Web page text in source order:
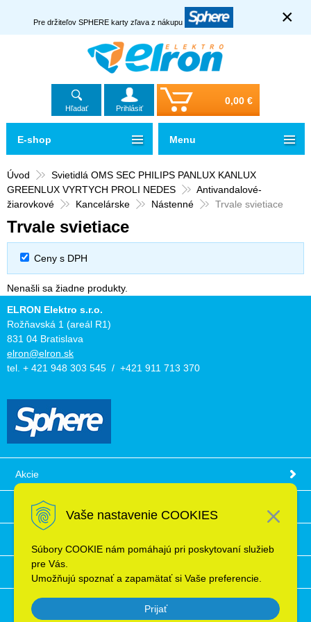
Vaše nastavenie COOKIES
Súbory COOKIE nám pomáhajú pri poskytovaní služieb
pre Vás.
Umožňujú spoznať a zapamätať si Vaše preferencie.
Prijať
Pre držiteľov SPHERE karty zľava z nákupu ×
Hľadať Prihlásiť
0,00 €
Úvod
Svietidlá OMS SEC PHILIPS PANLUX KANLUX
GREENLUX VYRTYCH PROLI NEDES
Antivandalové-
žiarovkové
Kancelárske Nástenné Trvale svietiace
Trvale svietiace
Ceny s DPH
Nenašli sa žiadne produkty.
E-shop Menu
ELRON Elektro s.r.o.
Rožňavská 1 (areál R1)
831 04 Bratislava
elron@elron.sk
tel. + 421 948 303 545 / +421 911 713 370
Akcie
Obchodné podmienky
Ochrana osobných údajov